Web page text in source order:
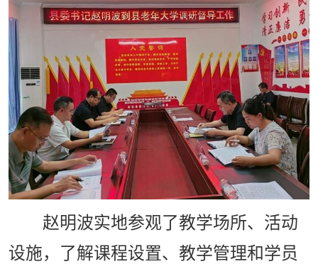
赵明波实地参观了教学场所、活动
设施，了解课程设置、教学管理和学员